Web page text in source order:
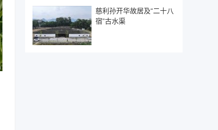
慈利孙开华故居及“二十八
宿”古水渠